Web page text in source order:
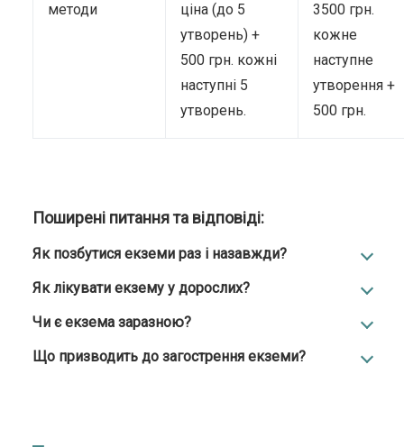
методи
ціна (до 5
утворень) +
500 грн. кожні
наступні 5
утворень.
3500 грн.
кожне
наступне
утворення +
500 грн.
Поширені питання та відповіді:
Як позбутися екземи раз і назавжди?
Як лікувати екзему у дорослих?
Чи є екзема заразною?
Що призводить до загострення екземи?